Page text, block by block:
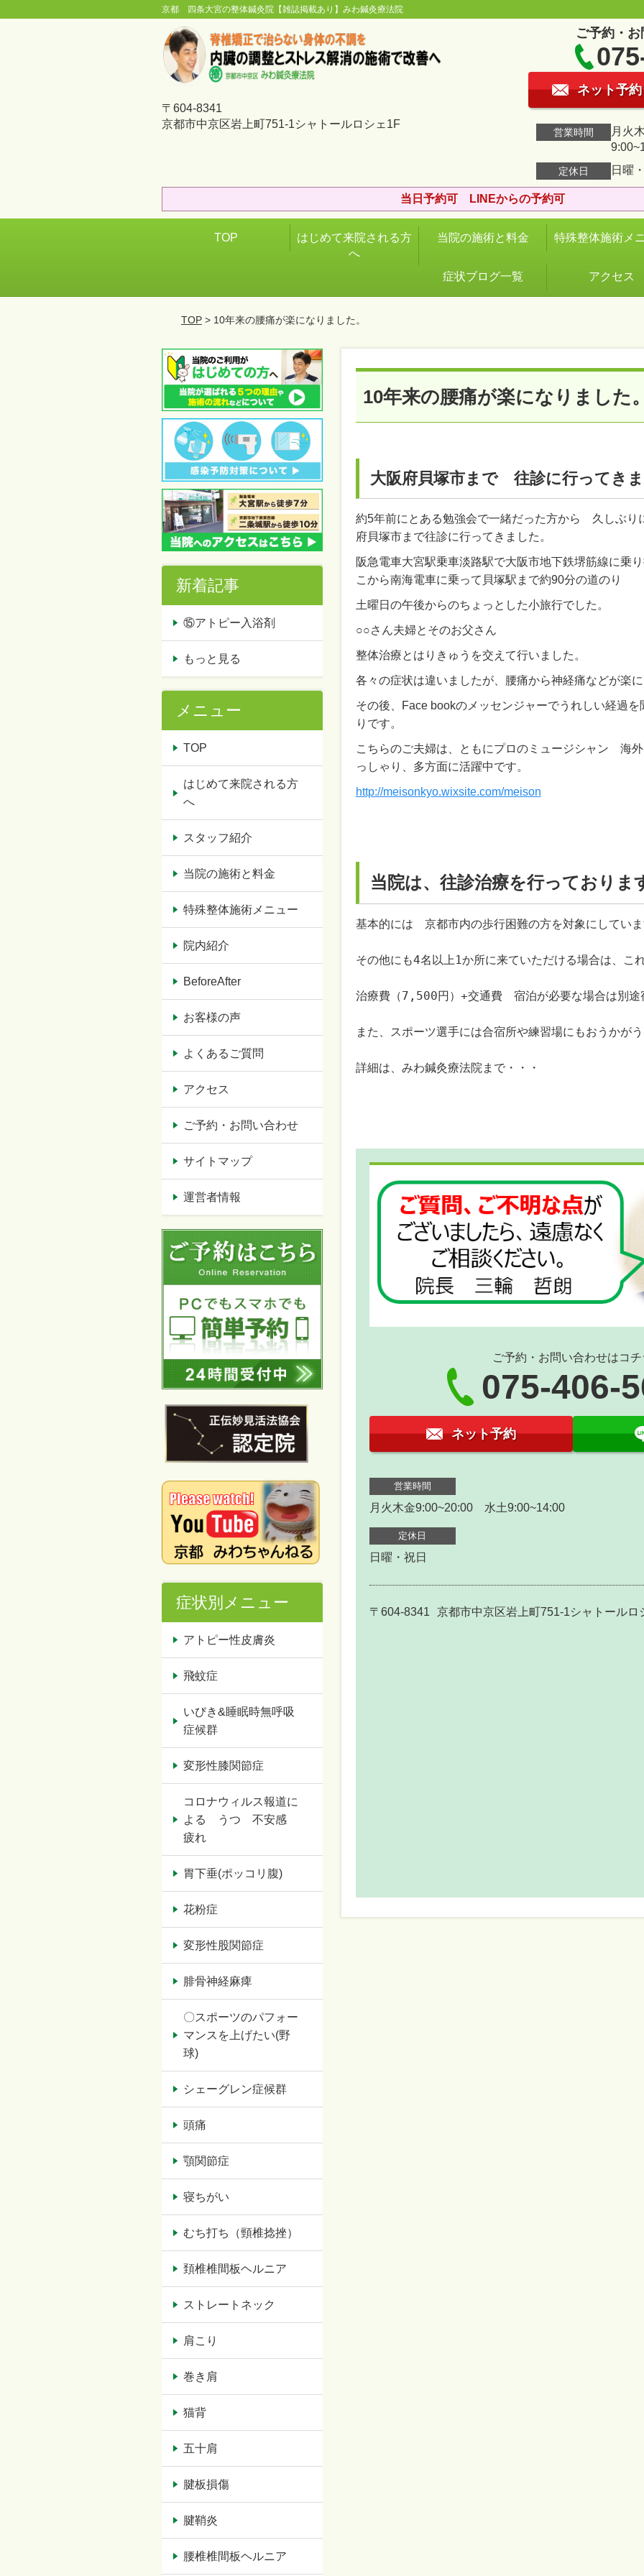
京都 四条大宮の整体鍼灸院【雑誌掲載あり】みわ鍼灸療法院
〒604-8341
京都市中京区岩上町751-1シャトールロシェ1F
ご予約・
ネット予約
営業時間
月火
定休日 日曜
当日予約可 LINEからの予約可
TOP
はじめて来院される方
へ
当院の施術と料金 特殊整体施術メ
症状ブログ一覧 アクセス
TOP> 10年来の腰痛が楽になりました。
10年来の腰痛が楽になりました
大阪府貝塚市まで 往診に行ってき
約5年前にとある勉強会で一緒だった方から 久しぶり
府貝塚市まで往診に行ってきました。
阪急電車大宮駅乗車淡路駅で大阪市地下鉄堺筋線に乗
こから南海電車に乗って貝塚駅まで約90分の道のり
土曜日の午後からのちょっとした小旅行でした。
○○さん夫婦とそのお父さん
整体治療とはりきゅうを交えて行いました。
各々の症状は違いましたが、腰痛から神経痛などが楽
その後、Face bookのメッセンジャーでうれしい経過
りです。
こちらのご夫婦は、ともにプロのミュージシャン 海
っしゃり、多方面に活躍中です。
http://meisonkyo.wixsite.com/meison
当院は、往診治療を行っておりま
基本的には　京都市内の歩行困難の方を対象にしてい
その他にも4名以上1か所に来ていただける場合は、こ
治療費（7,500円）+交通費　宿泊が必要な場合は別
また、スポーツ選手には合宿所や練習場にもおうかが
詳細は、みわ鍼灸療法院まで・・・
ご予約・お問い合わせはコ
075-406-
ネット予約
営業時間
月火木金9:00~20:00 水土9:00~14:00
定休日
日曜・祝日
〒604-8341 京都市中京区岩上町751-1シャトールロ
新着記事
⑮アトピー入浴剤
もっと見る
メニュー
TOP
はじめて来院される方
へ
スタッフ紹介
当院の施術と料金
特殊整体施術メニュー
院内紹介
BeforeAfter
お客様の声
よくあるご質問
アクセス
ご予約・お問い合わせ
サイトマップ
運営者情報
症状別メニュー
アトピー性皮膚炎
飛蚊症
いびき&睡眠時無呼吸
症候群
変形性膝関節症
コロナウィルス報道に
よる うつ 不安感
疲れ
胃下垂(ポッコリ腹)
花粉症
変形性股関節症
腓骨神経麻痺
〇スポーツのパフォー
マンスを上げたい(野
球)
シェーグレン症候群
頭痛
顎関節症
寝ちがい
むち打ち（頸椎捻挫）
頚椎椎間板ヘルニア
ストレートネック
肩こり
巻き肩
猫背
五十肩
腱板損傷
腱鞘炎
腰椎椎間板ヘルニア